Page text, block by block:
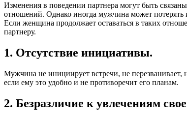
Изменения в поведении партнера могут быть
отношений. Однако иногда мужчина может потерять
Если женщина продолжает оставаться в таких
партнеру.
1. Отсутствие инициативы.
Мужчина не инициирует встречи, не перезванивает,
если ему это удобно и не противоречит его планам.
2. Безразличие к увлечениям